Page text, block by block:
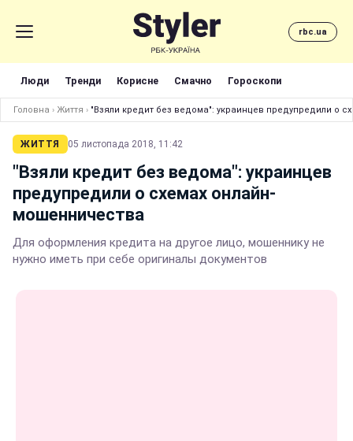
rbc.ua
Люди Тренди Корисне Смачно Гороскопи
Головна › Життя › "Взяли кредит без ведома": украинцев предупредили о
ЖИТТЯ 05 листопада 2018, 11:42
"Взяли кредит без ведома": украинцев
предупредили о схемах онлайн-
мошенничества
Для оформления кредита на другое лицо, мошеннику не
нужно иметь при себе оригиналы документов